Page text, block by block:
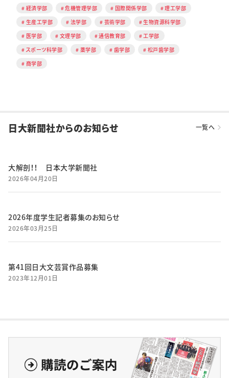
経済学部 危機管理学部 国際関係学部
理工学部
生産工学部
法学部 芸術学部
生物資源科学部
医学部
文理学部 通信教育部
工学部
スポーツ科学部
薬学部 歯学部
松戸歯学部
商学部
日大新聞社からのお知らせ 一覧へ
大解剖！！ 日本大学新聞社
2026年04月20日
2026年度学生記者募集のお知らせ
2026年03月25日
第41回日大文芸賞作品募集
2023年12月01日